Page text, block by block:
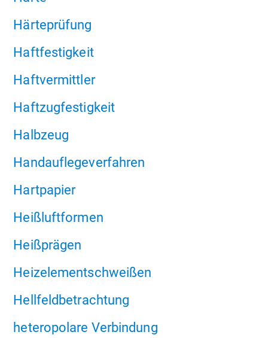
Härteprüfung
Haftfestigkeit
Haftvermittler
Haftzugfestigkeit
Halbzeug
Handauflegeverfahren
Hartpapier
Heißluftformen
Heißprägen
Heizelementschweißen
Hellfeldbetrachtung
heteropolare Verbindung